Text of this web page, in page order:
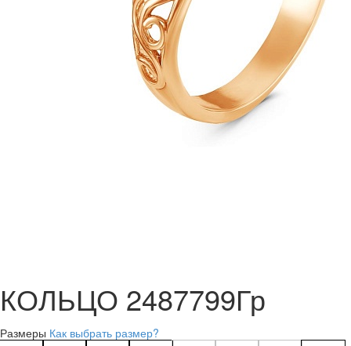
КОЛЬЦО 2487799Гр
Размеры Как выбрать размер?